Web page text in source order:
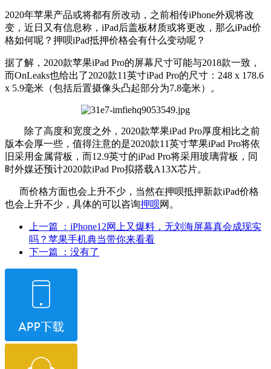
2020年苹果产品或将都有所改动，之前相传iPhone外观将改
变，近日又有信息称，iPad后盖板材质或将更改，那么iPad价
格如何呢？押呗iPad抵押价格会有什么变动呢？
据了解，2020款苹果iPad Pro的屏幕尺寸可能与2018款一致，
而OnLeaks也给出了2020款11英寸iPad Pro的尺寸：248 x 178.6
x 5.9毫米（包括后置摄像头凸起部分为7.8毫米）。
除了高度和宽度之外，2020款苹果iPad Pro厚度相比之前
版本会厚一些，值得注意的是2020款11英寸苹果iPad Pro将依
旧采用金属背板，而12.9英寸的iPad Pro将采用玻璃背板，同
时外媒还预计2020款iPad Pro拟搭载A13X芯片。
而价格方面也会上升不少，当然在押呗抵押新款iPad价格
也会上升不少，具体的可以咨询押呗网。
上一篇
：iPhone12网上又爆料，无刘海屏幕真会成现实
吗？苹果手机典当带你来看看
下一篇
：没有了